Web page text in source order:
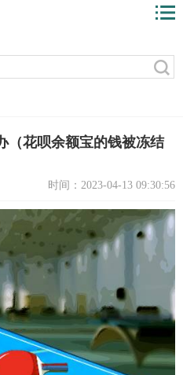
（花呗余额宝的钱被冻结
时间：2023-04-13 09:30:56